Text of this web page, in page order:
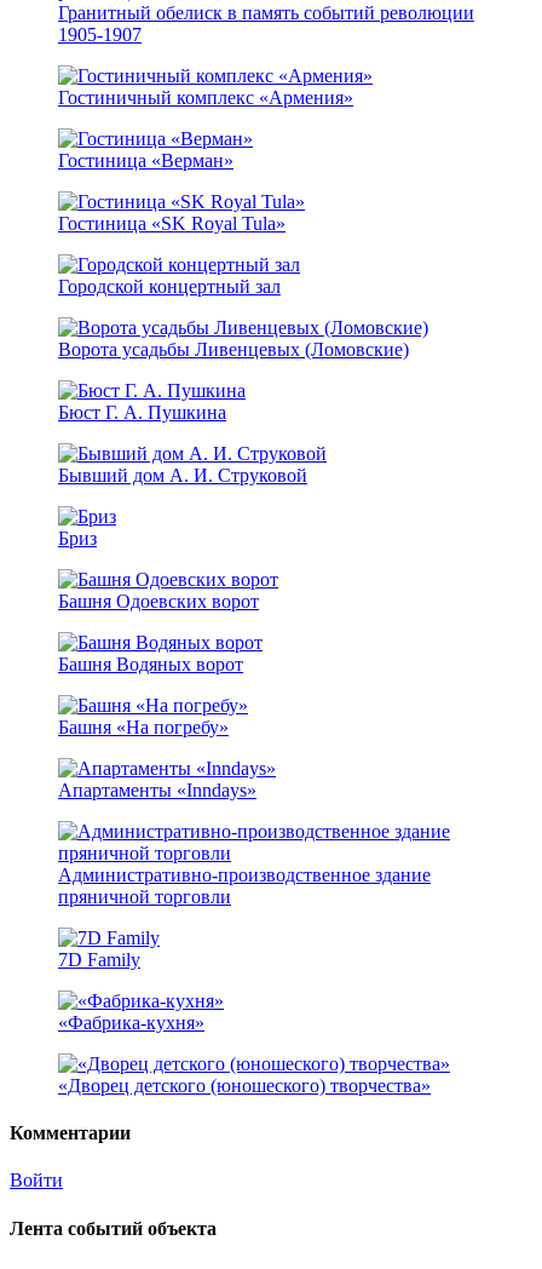
Гранитный обелиск в память событий революции
1905-1907
Гостиничный комплекс «Армения»
Гостиница «Верман»
Гостиница «SK Royal Tula»
Городской концертный зал
Ворота усадьбы Ливенцевых (Ломовские)
Бюст Г. А. Пушкина
Бывший дом А. И. Струковой
Бриз
Башня Одоевских ворот
Башня Водяных ворот
Башня «На погребу»
Апартаменты «Inndays»
Административно-производственное здание
пряничной торговли
7D Family
«Фабрика-кухня»
«Дворец детского (юношеского) творчества»
Комментарии
Войти
Лента событий объекта